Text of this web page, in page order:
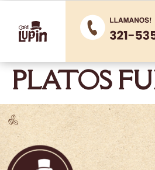
PLATOS